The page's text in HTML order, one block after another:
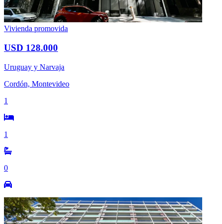
Vivienda promovida
USD 128.000
Uruguay y Narvaja
Cordón, Montevideo
1
1
0